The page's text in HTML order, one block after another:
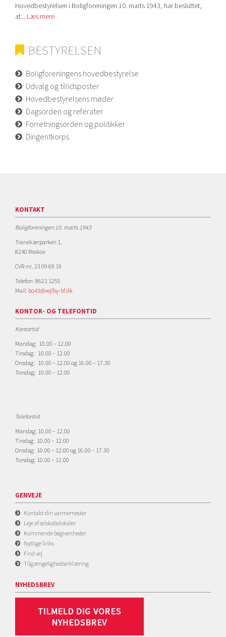
Hovedbestyrelsen i Boligforeningen 10. marts 1943, har besluttet,
at... Læs mere
BESTYRELSEN
Boligforeningens hovedbestyrelse
Udvalg og tillidsposter
Hovedbestyrelsens møder
Dagsorden og referater
Forretningsorden og politikker
Dirigentkorps
KONTAKT
Boligforeningen 10. marts 1943
Tranekærparken 1,
8240 Risskov
CVR-nr. 23 09 69 19
Telefon: 8621 1255
Mail: bo43@vejlby-bf.dk
KONTOR- OG TELEFONTID
Kontortid
Mandag: 10.00 – 12.00
Tirsdag: 10.00 – 12.00
Onsdag: 10.00 – 12.00 og 16.00 – 17.30
Torsdag: 10.00 – 12.00
Telefontid
Mandag: 10.00 – 12.00
Tirsdag: 10.00 – 12.00
Onsdag: 10.00 – 12.00 og 16.00 – 17.30
Torsdag: 10.00 – 12.00
GENVEJE
Kontakt din varmemester
Leje af selskabslokaler
Kommende begivenheder
Nyttige links
Find vej
Tilgængelighedserklæring
NYHEDSBREV